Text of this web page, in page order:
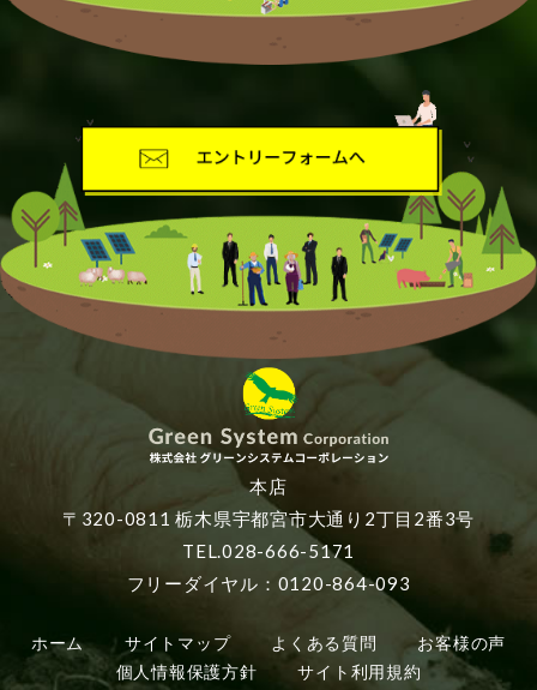
本店
〒320-0811 栃木県宇都宮市大通り2丁目2番3号
TEL.028-666-5171
フリーダイヤル：0120-864-093
ホーム サイトマップ よくある質問
お客様の声
個人情報保護方針
サイト利用規約